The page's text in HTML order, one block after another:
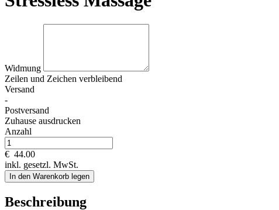
Widmung
Zeilen und Zeichen verbleibend
Versand
-
Postversand
Zuhause ausdrucken
Anzahl
€ 44.00
inkl. gesetzl. MwSt.
In den Warenkorb legen
Beschreibung